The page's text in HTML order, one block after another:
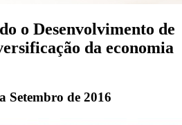
o Desenvolvimento de
da economia
Setembro de 2016